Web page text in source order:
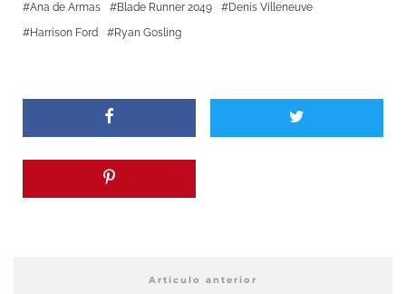
Ana de Armas Blade Runner 2049
Denis Villeneuve
Harrison Ford
Ryan Gosling
Artículo anterior